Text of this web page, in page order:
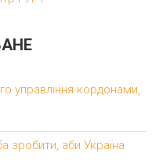
управління кордонами,
зробити, аби Україна